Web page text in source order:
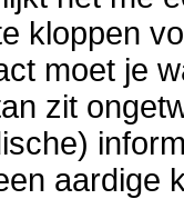
kloppen
moet je
zit
aardige